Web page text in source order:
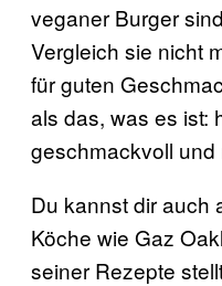
veganer Burger
Vergleich sie nicht
für guten
als das, was es ist:
geschmackvoll und
Du kannst dir auch
Köche wie Gaz
seiner Rezepte